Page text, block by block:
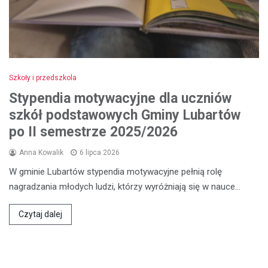
Szkoły i przedszkola
Stypendia motywacyjne dla uczniów
szkół podstawowych Gminy Lubartów
po II semestrze 2025/2026
Anna Kowalik 6 lipca 2026
W gminie Lubartów stypendia motywacyjne pełnią rolę
nagradzania młodych ludzi, którzy wyróżniają się w nauce…
Czytaj dalej